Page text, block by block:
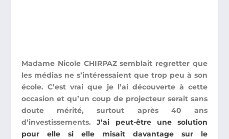
Madame Nicole CHIRPAZ semblait regretter que
les médias ne s’intéressaient que trop peu à son
école. C’est vrai que je l’ai découverte à cette
occasion et qu’un coup de projecteur serait sans
doute mérité, surtout après 40 ans
d’investissements.J’ai peut-être une solution
pour elle si elle misait davantage sur le